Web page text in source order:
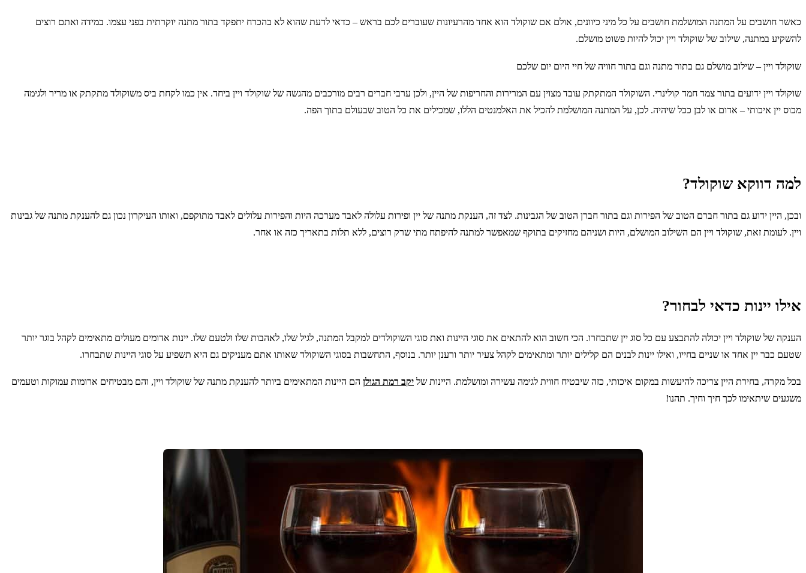
כאשר חושבים על המתנה המושלמת חושבים על כל מיני כיוונים, אולם אם שוקולד הוא אחד מהרעיונות שעוברים לכם בראש – כדאי לדעת שהוא לא בהכרח יתפקד בתור מתנה יוקרתית בפני עצמו. במידה ואתם רוצים
להשקיע במתנה, שילוב של שוקולד ויין יכול להיות פשוט מושלם.
שוקולד ויין – שילוב מושלם גם בתור מתנה וגם בתור חוויה של חיי היום יום שלכם
שוקולד ויין ידועים בתור צמד חמד קולינרי. השוקולד המתקתק עובד מצוין עם המרירות והחריפות של היין, ולכן ערבי חברים רבים מורכבים מהגשה של שוקולד ויין ביחד. אין כמו לקחת ביס משוקולד מתקתק או מריר ולגימה
מכוס יין איכותי – אדום או לבן ככל שיהיה. לכן, על המתנה המושלמת להכיל את האלמנטים הללו, שמכילים את כל הטוב שבעולם בתוך הפה.
למה דווקא שוקולד?
ובכן, היין ידוע גם בתור חברם הטוב של הפירות וגם בתור חברן הטוב של הגבינות. לצד זה, הענקת מתנה של יין ופירות עלולה לאבד מערכה היות והפירות עלולים לאבד מתוקפם, ואותו העיקרון נכון גם להענקת מתנה של גבינות
ויין. לעומת זאת, שוקולד ויין הם השילוב המושלם, היות ושניהם מחזיקים בתוקף שמאפשר למתנה להיפתח מתי שרק רוצים, ללא תלות בתאריך כזה או אחר.
אילו יינות כדאי לבחור?
הענקה של שוקולד ויין יכולה להתבצע עם כל סוג יין שתבחרו. הכי חשוב הוא להתאים את סוגי היינות ואת סוגי השוקולדים למקבל המתנה, לגיל שלו, לאהבות שלו ולטעם שלו. יינות אדומים מעולים מתאימים לקהל בוגר יותר
שטעם כבר יין אחד או שניים בחייו, ואילו יינות לבנים הם קלילים יותר ומתאימים לקהל צעיר יותר ורענן יותר. בנוסף, התחשבות בסוגי השוקולד שאותו אתם מעניקים גם היא תשפיע על סוגי היינות שתבחרו.
בכל מקרה, בחירת היין צריכה להיעשות במקום איכותי, כזה שיבטיח חווית לגימה עשירה ומושלמת. היינות של יקב רמת הגולן הם היינות המתאימים ביותר להענקת מתנה של שוקולד ויין, והם מבטיחים ארומות עמוקות וטעמים
משגעים שיתאימו לכך חיך וחיך. תהנו!